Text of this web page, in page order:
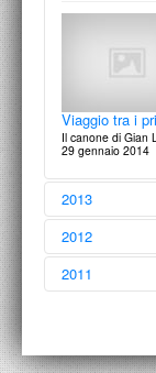
Viaggio tra i
Il canone di Gian
29 gennaio 2014
2013
2012
2011